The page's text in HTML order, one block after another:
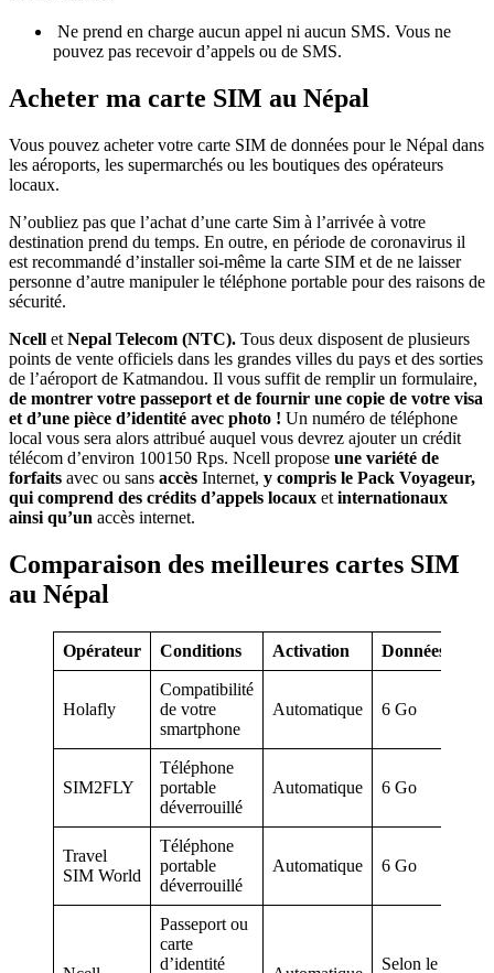
Ne prend en charge aucun appel ni aucun SMS. Vous ne
pouvez pas recevoir d’appels ou de SMS.
Acheter ma carte SIM au Népal
Vous pouvez acheter votre carte SIM de données pour le Népal dans
les aéroports, les supermarchés ou les boutiques des opérateurs
locaux.
N’oubliez pas que l’achat d’une carte Sim à l’arrivée à votre
destination prend du temps. En outre, en période de coronavirus il
est recommandé d’installer soi-même la carte SIM et de ne laisser
personne d’autre manipuler le téléphone portable pour des raisons de
sécurité.
Ncell et Nepal Telecom (NTC). Tous deux disposent de plusieurs
points de vente officiels dans les grandes villes du pays et des sorties
de l’aéroport de Katmandou. Il vous suffit de remplir un formulaire,
de montrer votre passeport et de fournir une copie de votre visa
et d’une pièce d’identité avec photo ! Un numéro de téléphone
local vous sera alors attribué auquel vous devrez ajouter un crédit
télécom d’environ 100150 Rps. Ncell propose une variété de
forfaits avec ou sans accès Internet, y compris le Pack Voyageur,
qui comprend des crédits d’appels locaux et internationaux
ainsi qu’un accès internet.
Comparaison des meilleures cartes SIM
au Népal
Opérateur Conditions Activation Données
Holafly
Compatibilité
de votre
smartphone
Automatique 6 Go
SIM2FLY
Téléphone
portable
déverrouillé
Automatique 6 Go
Travel
SIM World
Téléphone
portable
déverrouillé
Automatique 6 Go
Passeport ou
carte
d’identité
Selon le